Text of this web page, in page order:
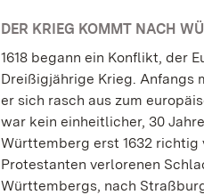
DER KRIEG KOMMT NACH
1618 begann ein Konflikt, der
Dreißigjährige Krieg. Anfangs
er sich rasch aus zum
war kein einheitlicher, 30
Württemberg erst 1632 richtig
Protestanten verlorenen
Württembergs, nach